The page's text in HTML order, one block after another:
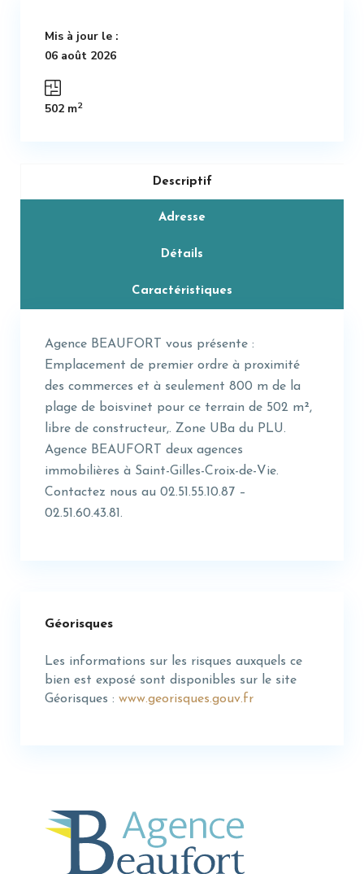
Mis à jour le :
06 août 2026
502 m2
Descriptif
Adresse
Détails
Caractéristiques
Agence BEAUFORT vous présente :
Emplacement de premier ordre à proximité
des commerces et à seulement 800 m de la
plage de boisvinet pour ce terrain de 502 m²,
libre de constructeur,. Zone UBa du PLU.
Agence BEAUFORT deux agences
immobilières à Saint-Gilles-Croix-de-Vie.
Contactez nous au 02.51.55.10.87 –
02.51.60.43.81.
Géorisques
Les informations sur les risques auxquels ce
bien est exposé sont disponibles sur le site
Géorisques :www.georisques.gouv.fr